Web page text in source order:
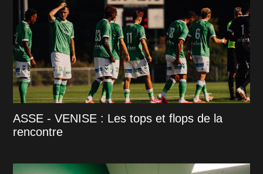
ASSE - VENISE : Les tops et flops de la
rencontre